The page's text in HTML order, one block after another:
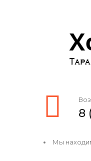
8
Мы